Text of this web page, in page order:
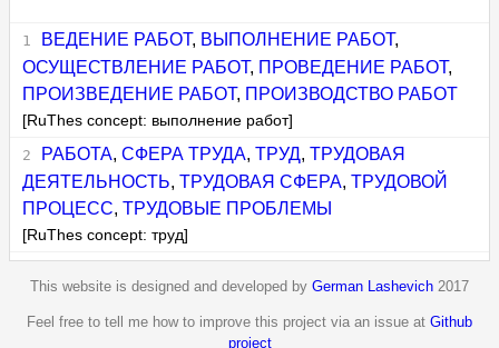
ВЕДЕНИЕ РАБОТ, ВЫПОЛНЕНИЕ РАБОТ,
ОСУЩЕСТВЛЕНИЕ РАБОТ, ПРОВЕДЕНИЕ РАБОТ,
ПРОИЗВЕДЕНИЕ РАБОТ, ПРОИЗВОДСТВО РАБОТ
[RuThes concept: выполнение работ]
РАБОТА, СФЕРА ТРУДА, ТРУД, ТРУДОВАЯ
ДЕЯТЕЛЬНОСТЬ,ТРУДОВАЯ СФЕРА,ТРУДОВОЙ
ПРОЦЕСС,ТРУДОВЫЕ ПРОБЛЕМЫ
[RuThes concept: труд]
This website is designed and developed by German Lashevich 2017
Feel free to tell me how to improve this project via an issue at Github
project